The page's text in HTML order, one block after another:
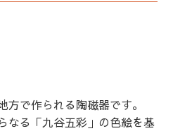
で作られる陶磁器です。
なる「九谷五彩」の色絵を基